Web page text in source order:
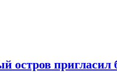
остров